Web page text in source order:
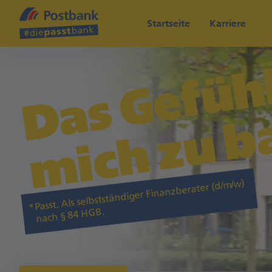
Startseite Karriere
Passt. Als selbstständiger Finanzberater (d/m/w)
nach § 84 HGB.